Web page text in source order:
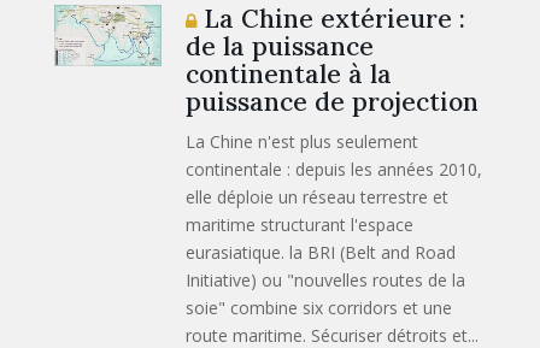
La Chine extérieure :
de la puissance
continentale à la
puissance de projection
La Chine n'est plus seulement
continentale : depuis les années 2010,
elle déploie un réseau terrestre et
maritime structurant l'espace
eurasiatique. la BRI (Belt and Road
Initiative) ou "nouvelles routes de la
soie" combine six corridors et une
route maritime. Sécuriser détroits et...